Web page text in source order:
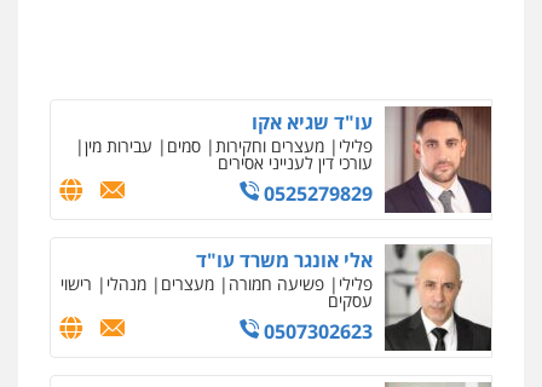
פלילי צבאי מעצרים וחקירות
0547342002
עו"ד אלון קריטי
פלילי כלכלי אלימות סמים מעצרים
0525544654
עו"ד דפנה לביא
משפחה גישור
עו"ד שגיא אקו
פלילי מעצרים וחקירות סמים עבירות מין
עורכי דין לענייני אסירים
0525279829
אלי אונגר משרד עו"ד
פלילי פשיעה חמורה מעצרים מנהלי רישוי
עסקים
0507302623